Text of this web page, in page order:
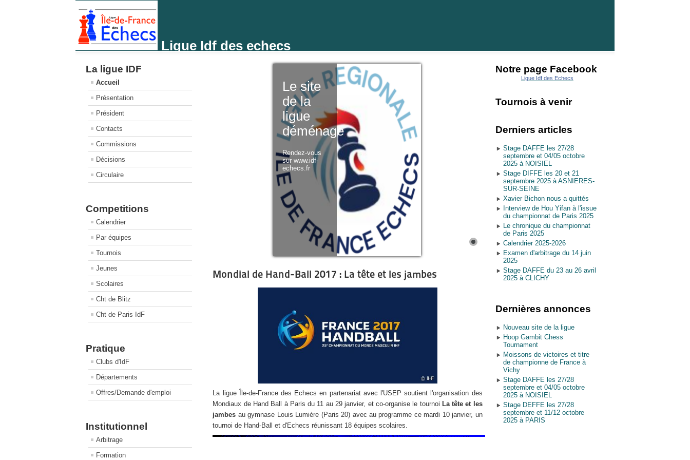
Ligue Idf des echecs
La ligue IDF
Accueil
Présentation
Président
Contacts
Commissions
Décisions
Circulaire
Competitions
Calendrier
Par équipes
Tournois
Jeunes
Scolaires
Cht de Blitz
Cht de Paris IdF
Pratique
Clubs d'IdF
Départements
Offres/Demande d'emploi
Institutionnel
Arbitrage
Formation
Le site
de la
ligue
déménage
Rendez-vous
sur www.idf-
echecs.fr
Mondial de Hand-Ball 2017 : La tête et les jambes
La ligue Île-de-France des Echecs en partenariat avec l'USEP soutient l'organisation des
Mondiaux de Hand Ball à Paris du 11 au 29 janvier, et co-organise le tournoi La tête et les
jambes au gymnase Louis Lumière (Paris 20) avec au programme ce mardi 10 janvier, un
tournoi de Hand-Ball et d'Echecs réunissant 18 équipes scolaires.
Notre page Facebook
Ligue Idf des Echecs
Tournois à venir
Derniers articles
Stage DAFFE les 27/28
septembre et 04/05 octobre
2025 à NOISIEL
Stage DIFFE les 20 et 21
septembre 2025 à ASNIERES-
SUR-SEINE
Xavier Bichon nous a quittés
Interview de Hou Yifan à l'issue
du championnat de Paris 2025
Le chronique du championnat
de Paris 2025
Calendrier 2025-2026
Examen d'arbitrage du 14 juin
2025
Stage DAFFE du 23 au 26 avril
2025 à CLICHY
Dernières annonces
Nouveau site de la ligue
Hoop Gambit Chess
Tournament
Moissons de victoires et titre
de championne de France à
Vichy
Stage DAFFE les 27/28
septembre et 04/05 octobre
2025 à NOISIEL
Stage DEFFE les 27/28
septembre et 11/12 octobre
2025 à PARIS